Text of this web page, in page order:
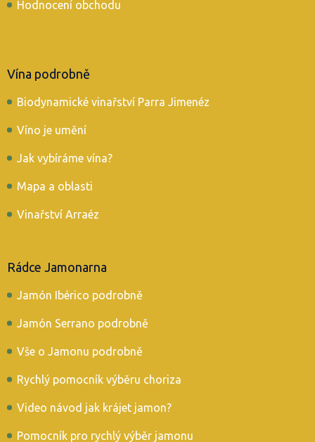
Hodnocení obchodu
Vína podrobně
Biodynamické vinařství Parra Jimenéz
Víno je umění
Jak vybíráme vína?
Mapa a oblasti
Vinařství Arraéz
Rádce Jamonarna
Jamón Ibérico podrobně
Jamón Serrano podrobně
Vše o Jamonu podrobně
Rychlý pomocník výběru choriza
Video návod jak krájet jamon?
Pomocník pro rychlý výběr jamonu